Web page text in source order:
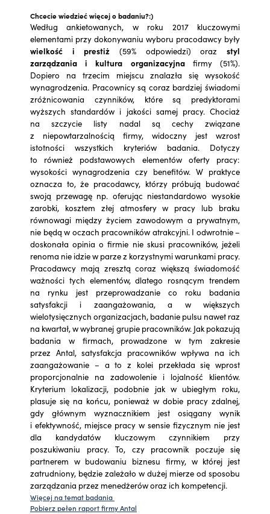
Chcecie wiedzieć więcej o badaniu?:)
Według ankietowanych, w roku 2017 kluczowymi
elementami przy dokonywaniu wyboru pracodawcy były
wielkość i prestiż (59% odpowiedzi) orazstyl
zarządzania i kultura organizacyjnafirmy (51%).
Dopiero na trzecim miejscu znalazła się wysokość
wynagrodzenia. Pracownicy są coraz bardziej świadomi
zróżnicowania czynników, które są predyktorami
wyższych standardów i jakości samej pracy. Chociaż
na szczycie listy nadal są cechy związane
z niepowtarzalnością firmy, widoczny jest wzrost
istotności wszystkich kryteriów badania. Dotyczy
to również podstawowych elementów oferty pracy:
wysokości wynagrodzenia czy benefitów. W praktyce
oznacza to, że pracodawcy, którzy próbują budować
swoją przewagę np. oferując niestandardowo wysokie
zarobki, kosztem złej atmosfery w pracy lub braku
równowagi między życiem zawodowym a prywatnym,
nie będą w oczach pracowników atrakcyjni. I odwrotnie –
doskonała opinia o firmie nie skusi pracowników, jeżeli
renoma nie idzie w parze z korzystnymi warunkami pracy.
Pracodawcy mają zresztą coraz większą świadomość
ważności tych elementów, dlatego rosnącym trendem
na rynku jest przeprowadzanie co roku badania
satysfakcji i zaangażowania, a w większych
wielotysięcznych organizacjach, badanie pulsu nawet raz
na kwartał, w wybranej grupie pracowników. Jak pokazują
badania w firmach, prowadzone w tym zakresie
przez Antal, satysfakcja pracowników wpływa na ich
zaangażowanie – a to z kolei przekłada się wprost
proporcjonalnie na zadowolenie i lojalność klientów.
Kryterium lokalizacji, podobnie jak w ubiegłym roku,
plasuje się na końcu, ponieważ w dobie pracy zdalnej,
gdy głównym wyznacznikiem jest osiągany wynik
i efektywność, miejsce pracy w sensie fizycznym nie jest
dla kandydatów kluczowym czynnikiem przy
poszukiwaniu pracy. To, czy pracownik poczuje się
partnerem w budowaniu biznesu firmy, w której jest
zatrudniony, będzie zależało w dużej mierze od sposobu
zarządzania przez menedżerów oraz ich kompetencji.
Więcej na temat badania
Pobierz pełen raport firmy Antal